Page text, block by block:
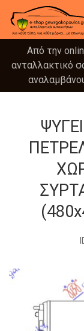
Από την
ανταλλακτικό